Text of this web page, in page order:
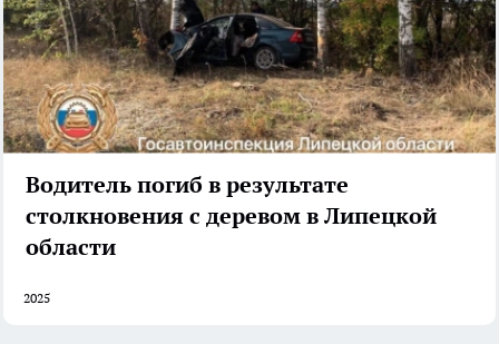
Водитель погиб в результате
столкновения с деревом в Липецкой
области
2025